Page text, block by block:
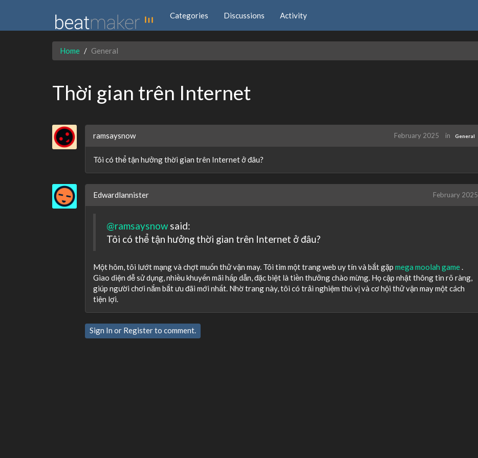
Categories Discussions Activity
Home General
Thời gian trên Internet
ramsaysnow February 2025 in General
Tôi có thể tận hưởng thời gian trên Internet ở đâu?
Edwardlannister February 2025
@ramsaysnow said:
Tôi có thể tận hưởng thời gian trên Internet ở đâu?
Một hôm, tôi lướt mạng và chợt muốn thử vận may. Tôi tìm một trang web uy tín và bắt gặp mega moolah game.
Giao diện dễ sử dụng, nhiều khuyến mãi hấp dẫn, đặc biệt là tiền thưởng chào mừng. Họ cập nhật thông tin rõ ràng,
giúp người chơi nắm bắt ưu đãi mới nhất. Nhờ trang này, tôi có trải nghiệm thú vị và cơ hội thử vận may một cách
tiện lợi.
Sign In or Registerto comment.